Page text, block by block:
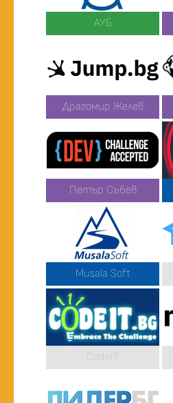
АУБ
Драгомир Желев
Петър Събев
Musala Soft
CodeIT